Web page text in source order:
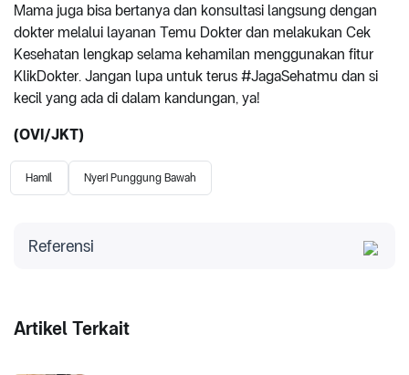
Mama juga bisa bertanya dan konsultasi langsung dengan
dokter melalui layanan Temu Dokter dan melakukan Cek
Kesehatan lengkap selama kehamilan menggunakan fitur
KlikDokter. Jangan lupa untuk terus #JagaSehatmu dan si
kecil yang ada di dalam kandungan, ya!
(OVI/JKT)
Hamil Nyeri Punggung Bawah
Referensi
relief. Diakses pada 2023
Artikel Terkait